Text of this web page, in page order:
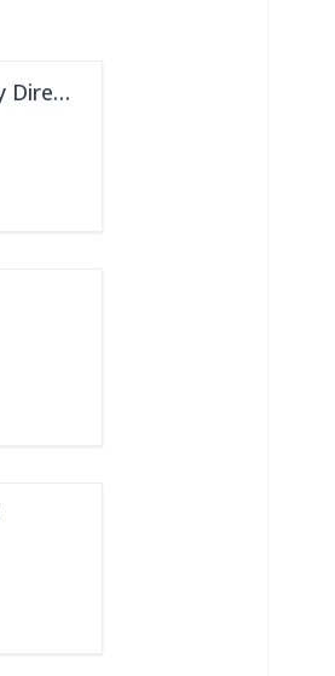
Máster de Formación Permanente en MBA Internacional en Administración y Dirección de Empresas - Mayo 2026